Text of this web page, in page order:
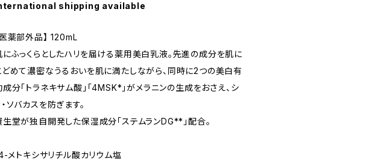
shipping available
医薬部外品】 120mL
にふっくらとしたハリを届ける薬用美白乳液。先進の成分を肌に
どめて濃密なうるおいを肌に満たしながら、同時に2つの美白有
成分「トラネキサム酸」「4MSK*」がメラニンの生成をおさえ、シ
・ソバカスを防ぎます。
生堂が独自開発した保湿成分「ステムランDG**」配合。
メトキシサリチル酸カリウム塩